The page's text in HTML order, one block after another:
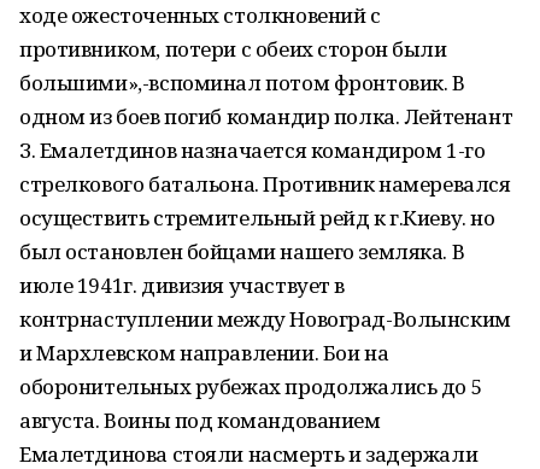
ходе ожесточенных столкновений с
противником, потери с обеих сторон были
большими»,-вспоминал потом фронтовик. В
одном из боев погиб командир полка. Лейтенант
З. Емалетдинов назначается командиром 1-го
стрелкового батальона. Противник намеревался
осуществить стремительный рейд к г.Киеву. но
был остановлен бойцами нашего земляка. В
июле 1941г. дивизия участвует в
контрнаступлении между Новоград-Волынским
и Мархлевском направлении. Бои на
оборонительных рубежах продолжались до 5
августа. Воины под командованием
Емалетдинова стояли насмерть и задержали